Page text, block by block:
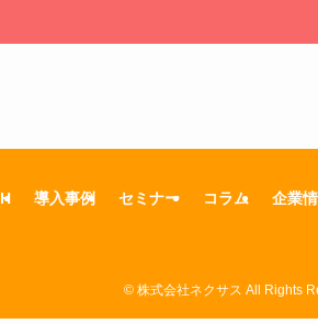
導入事例 セミナー コラム 企業
© 株式会社ネクサス All Rights